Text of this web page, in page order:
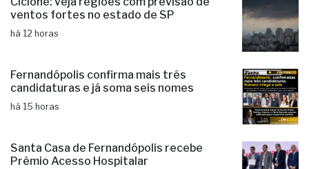
ventos fortes no estado de SP
há 12 horas
Fernandópolis confirma mais três
candidaturas e já soma seis nomes
há 15 horas
Santa Casa de Fernandópolis recebe
Prêmio Acesso Hospitalar